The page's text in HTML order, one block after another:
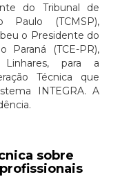
do Tribunal de
(TCMSP),
o Presidente do
Paraná (TCE-PR),
Linhares, para a
Técnica que
INTEGRA. A
sobre